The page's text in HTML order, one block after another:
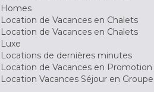
Homes
Location de Vacances en Chalets
Location de Vacances en Chalets
Luxe
Locations de dernières minutes
Location de Vacances en Promotion
Location Vacances Séjour en Groupe